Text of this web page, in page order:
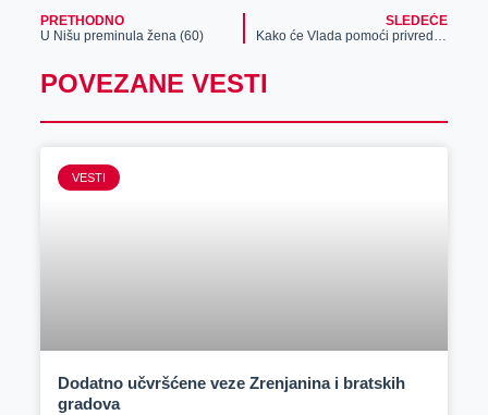
PRETHODNO
U Nišu preminula žena (60)
SLEDEĆE
Kako će Vlada pomoći privredi? Videćemo, do tada evo kako to rade po Evropi
POVEZANE VESTI
VESTI
Dodatno učvršćene veze Zrenjanina i bratskih
gradova